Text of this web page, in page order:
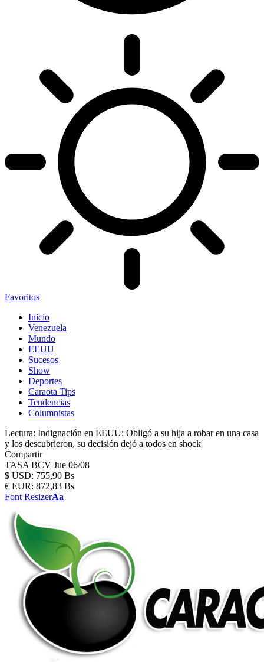
Favoritos
Inicio
Venezuela
Mundo
EEUU
Sucesos
Show
Deportes
Caraota Tips
Tendencias
Columnistas
Lectura: Indignación en EEUU: Obligó a su hija a robar en una casa
y los descubrieron, su decisión dejó a todos en shock
Compartir
TASA BCV Jue 06/08
$ USD: 755,90 Bs
€ EUR: 872,83 Bs
Font ResizerAa